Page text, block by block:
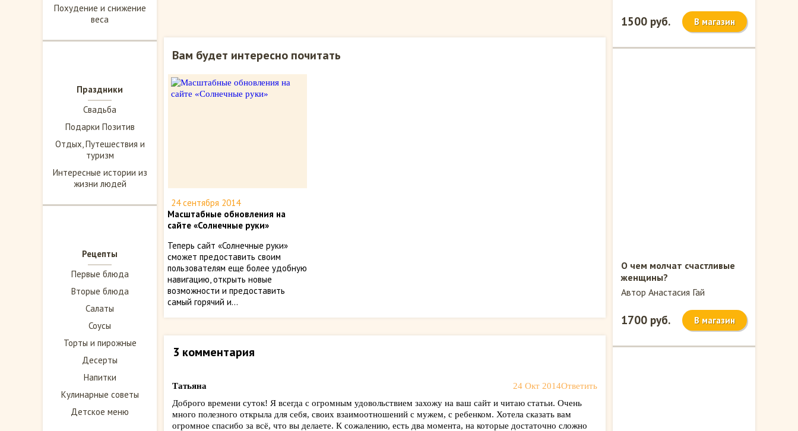
Похудение и снижение
веса
Праздники
Свадьба
Подарки Позитив
Отдых, Путешествия и
туризм
Интересные истории из
жизни людей
Рецепты
Первые блюда
Вторые блюда
Салаты
Соусы
Торты и пирожные
Десерты
Напитки
Кулинарные советы
Детское меню
Вам будет интересно почитать
24 сентября 2014
Масштабные обновления на
сайте «Солнечные руки»
Теперь сайт «Солнечные руки»
сможет предоставить своим
пользователям еще более удобную
навигацию, открыть новые
возможности и предоставить
самый горячий и...
3 комментария
Татьяна 24 Окт 2014Ответить
Доброго времени суток! Я всегда с огромным удовольствием захожу на ваш сайт и читаю статьи. Очень
много полезного открыла для себя, своих взаимоотношений с мужем, с ребенком. Хотела сказать вам
огромное спасибо за всё, что вы делаете. К сожалению, есть два момента, на которые достаточно сложно
1500 руб. В магазин
О чем молчат счастливые
женщины?
Автор Анастасия Гай
1700 руб. В магазин